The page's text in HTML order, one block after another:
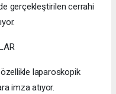
gerçekleştirilen cerrahi
laparoskopik
imza atıyor.